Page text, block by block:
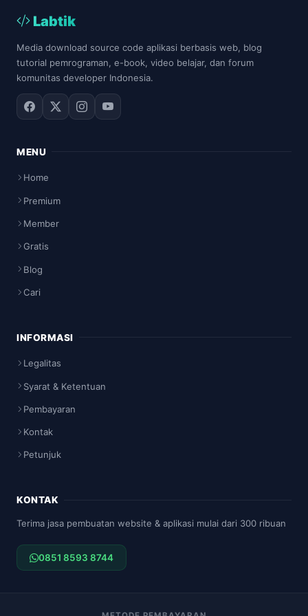
Labtik
Media download source code aplikasi berbasis web, blog
tutorial pemrograman, e-book, video belajar, dan forum
komunitas developer Indonesia.
MENU
Home
Premium
Member
Gratis
Blog
Cari
INFORMASI
Legalitas
Syarat & Ketentuan
Pembayaran
Kontak
Petunjuk
KONTAK
Terima jasa pembuatan website & aplikasi mulai dari 300 ribuan
0851 8593 8744